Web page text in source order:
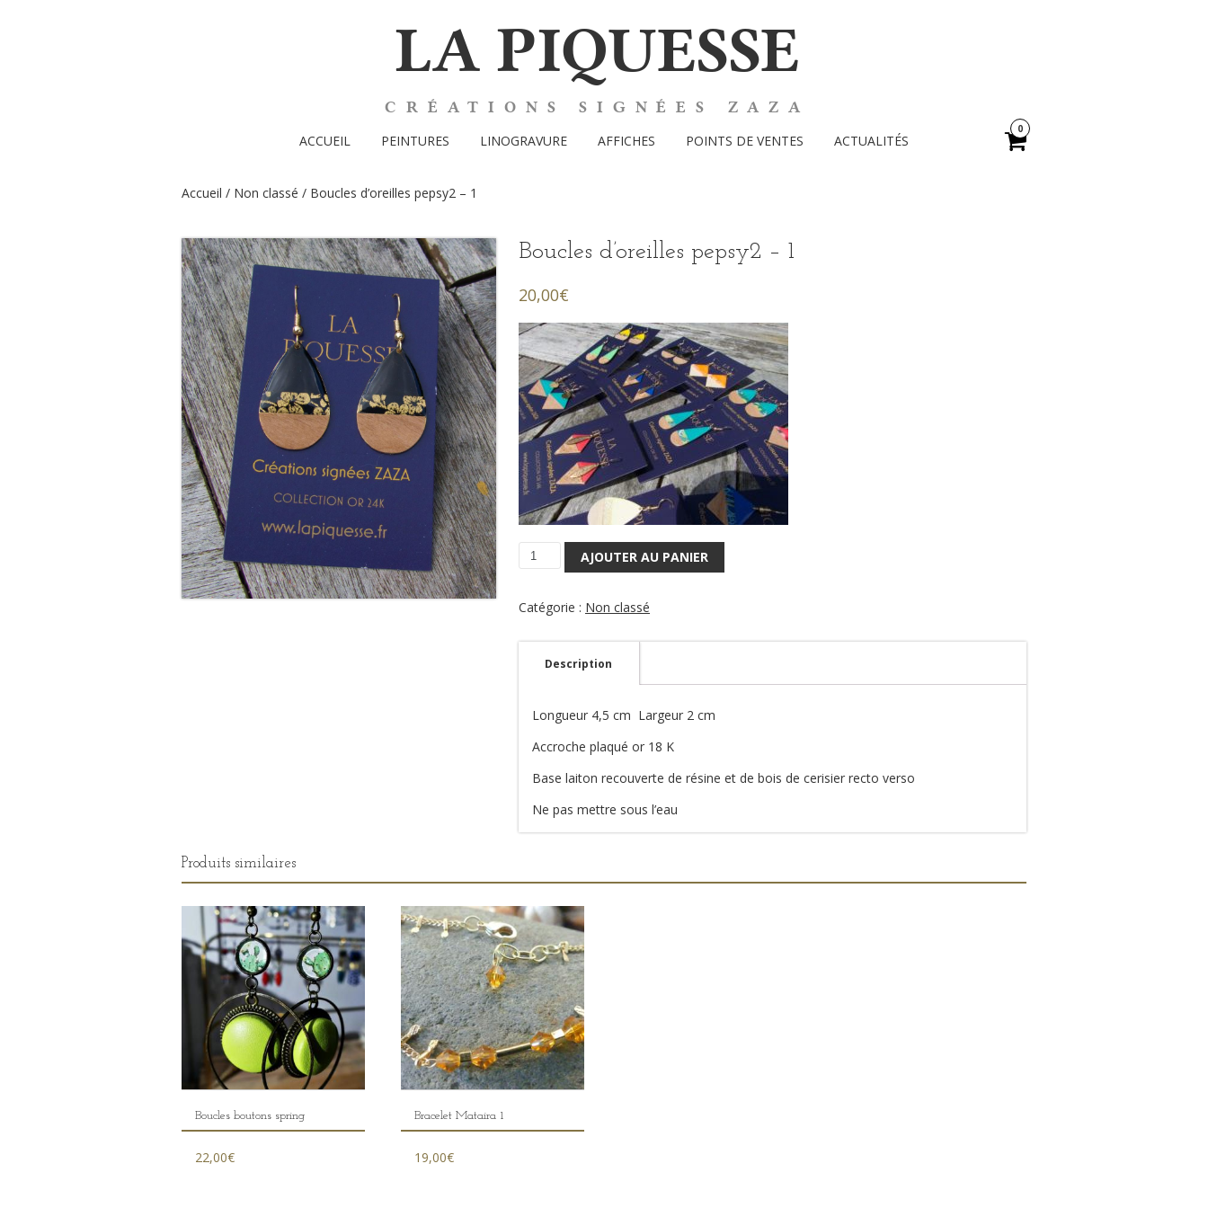
LA PIQUESSE
CRÉATIONS SIGNÉES ZAZA
ACCUEIL PEINTURES LINOGRAVURE AFFICHES POINTS DE VENTES ACTUALITÉS
0
Accueil / Non classé / Boucles d’oreilles pepsy2 – 1
Boucles d’oreilles pepsy2 – 1
20,00€
quantité
d'oreilles
AJOUTER AU PANIER
Catégorie : Non classé
Description
Longueur 4,5 cm Largeur 2 cm
Accroche plaqué or 18 K
Base laiton recouverte de résine et de bois de cerisier recto verso
Ne pas mettre sous l’eau
Produits similaires
Boucles boutons spring
22,00€
Bracelet Mataira 1
19,00€